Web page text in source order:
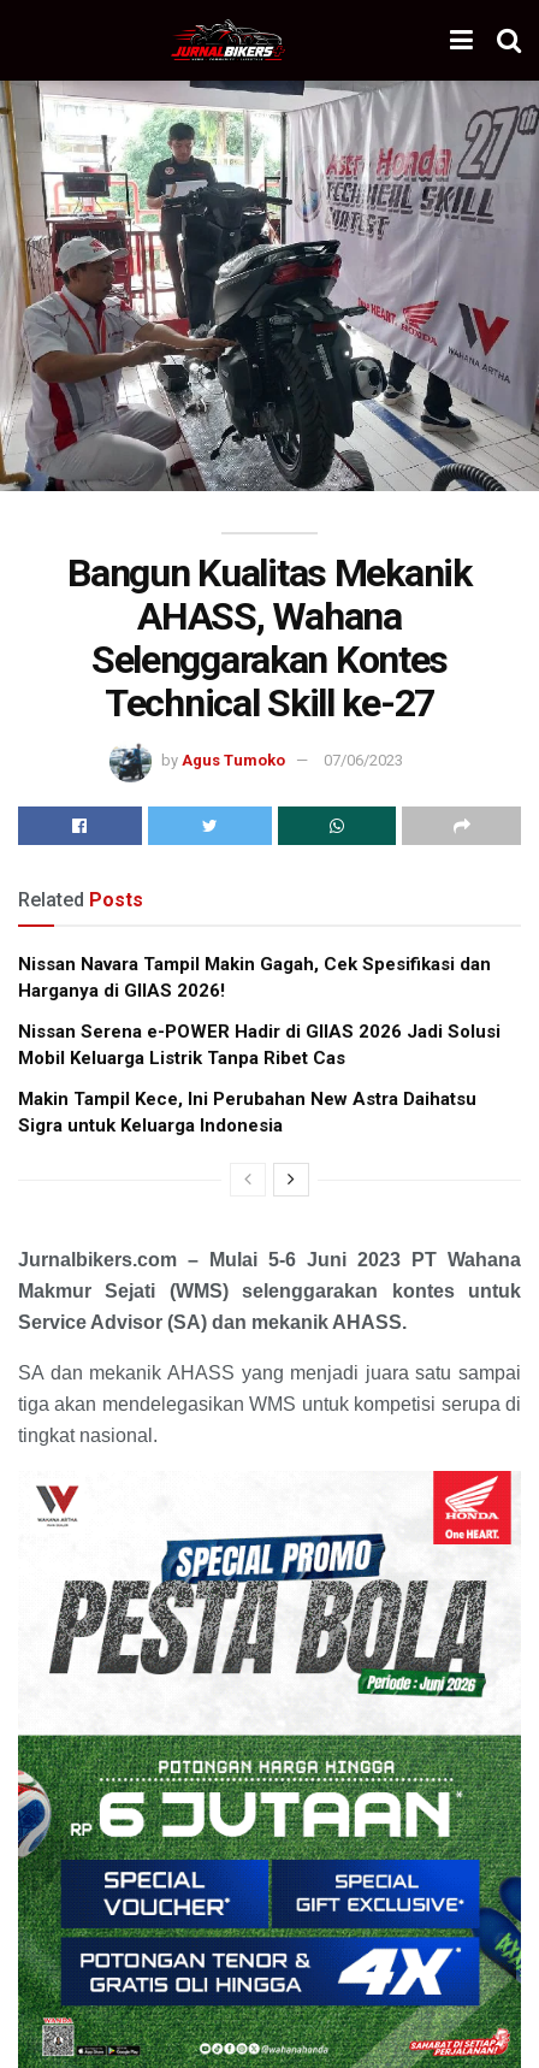
Bangun Kualitas Mekanik
AHASS, Wahana
Selenggarakan Kontes
Technical Skill ke-27
by Agus Tumoko 07/06/2023
Related Posts
Nissan Navara Tampil Makin Gagah, Cek Spesifikasi dan
Harganya di GIIAS 2026!
Nissan Serena e-POWER Hadir di GIIAS 2026 Jadi Solusi
Mobil Keluarga Listrik Tanpa Ribet Cas
Makin Tampil Kece, Ini Perubahan New Astra Daihatsu
Sigra untuk Keluarga Indonesia
Jurnalbikers.com –
Mulai 5-6 Juni 2023 PT Wahana
Makmur Sejati (WMS) selenggarakan kontes untuk
Service Advisor (SA) dan mekanik AHASS.
SA dan mekanik AHASS yang menjadi juara satu sampai
tiga akan mendelegasikan WMS untuk kompetisi serupa di
tingkat nasional.